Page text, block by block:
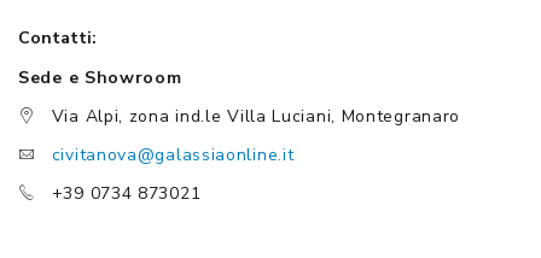
Contatti:
Sede e Showroom
Via Alpi, zona ind.le Villa Luciani, Montegranaro
civitanova@galassiaonline.it
+39 0734 873021